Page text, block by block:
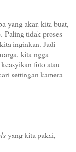
yang akan kita buat,
Paling tidak proses
inginkan. Jadi
kita ngga
foto atau
settingan kamera
yang kita pakai,